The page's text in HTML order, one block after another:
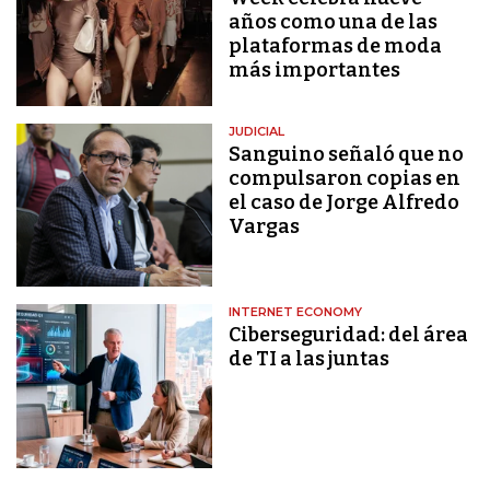
años como una de las
plataformas de moda
más importantes
JUDICIAL
Sanguino señaló que no
compulsaron copias en
el caso de Jorge Alfredo
Vargas
INTERNET ECONOMY
Ciberseguridad: del área
de TI a las juntas